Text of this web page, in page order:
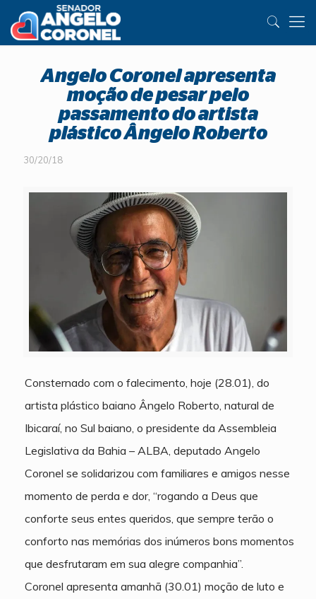
Angelo Coronel apresenta
moção de pesar pelo
passamento do artista
plástico Ângelo Roberto
30/20/18
Consternado com o falecimento, hoje (28.01), do
artista plástico baiano Ângelo Roberto, natural de
Ibicaraí, no Sul baiano, o presidente da Assembleia
Legislativa da Bahia – ALBA, deputado Angelo
Coronel se solidarizou com familiares e amigos nesse
momento de perda e dor, “rogando a Deus que
conforte seus entes queridos, que sempre terão o
conforto nas memórias dos inúmeros bons momentos
que desfrutaram em sua alegre companhia”.
Coronel apresenta amanhã (30.01) moção de luto e